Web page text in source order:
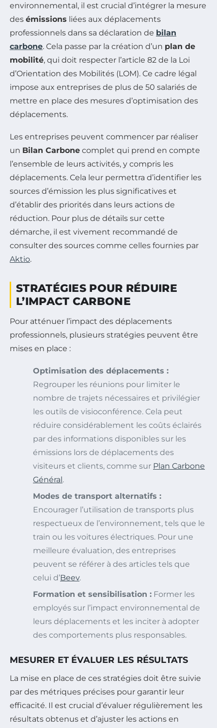
environnemental, il est crucial d’intégrer la mesure
des émissions liées aux déplacements
professionnels dans sa déclaration de bilan
carbone. Cela passe par la création d’un plan de
mobilité, qui doit respecter l’article 82 de la Loi
d’Orientation des Mobilités (LOM). Ce cadre légal
impose aux entreprises de plus de 50 salariés de
mettre en place des mesures d’optimisation des
déplacements.
Les entreprises peuvent commencer par réaliser
un Bilan Carbone complet qui prend en compte
l’ensemble de leurs activités, y compris les
déplacements. Cela leur permettra d’identifier les
sources d’émission les plus significatives et
d’établir des priorités dans leurs actions de
réduction. Pour plus de détails sur cette
démarche, il est vivement recommandé de
consulter des sources comme celles fournies par
Aktio.
STRATÉGIES POUR RÉDUIRE
L’IMPACT CARBONE
Pour atténuer l’impact des déplacements
professionnels, plusieurs stratégies peuvent être
mises en place :
Optimisation des déplacements :
Regrouper les réunions pour limiter le
nombre de trajets nécessaires et privilégier
les outils de visioconférence. Cela peut
réduire considérablement les coûts éclairés
par des informations disponibles sur les
émissions lors de déplacements des
visiteurs et clients, comme sur Plan Carbone
Général.
Modes de transport alternatifs :
Encourager l’utilisation de transports plus
respectueux de l’environnement, tels que le
train ou les voitures électriques. Pour une
meilleure évaluation, des entreprises
peuvent se référer à des articles tels que
celui d’Beev.
Formation et sensibilisation : Former les
employés sur l’impact environnemental de
leurs déplacements et les inciter à adopter
des comportements plus responsables.
MESURER ET ÉVALUER LES RÉSULTATS
La mise en place de ces stratégies doit être suivie
par des métriques précises pour garantir leur
efficacité. Il est crucial d’évaluer régulièrement les
résultats obtenus et d’ajuster les actions en